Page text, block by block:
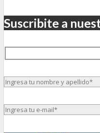
Suscribite a